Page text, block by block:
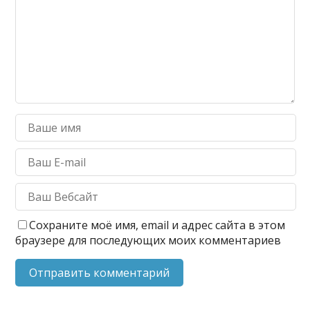
Сохраните моё имя, email и адрес сайта в этом
браузере для последующих моих комментариев